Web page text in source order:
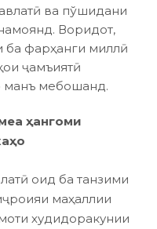
ва пўшидани
Воридот,
ба фарҳанги миллӣ
ҷамъиятӣ
манъ мебошанд.
ҳангоми
оид ба танзими
маҳаллии
худидоракунии